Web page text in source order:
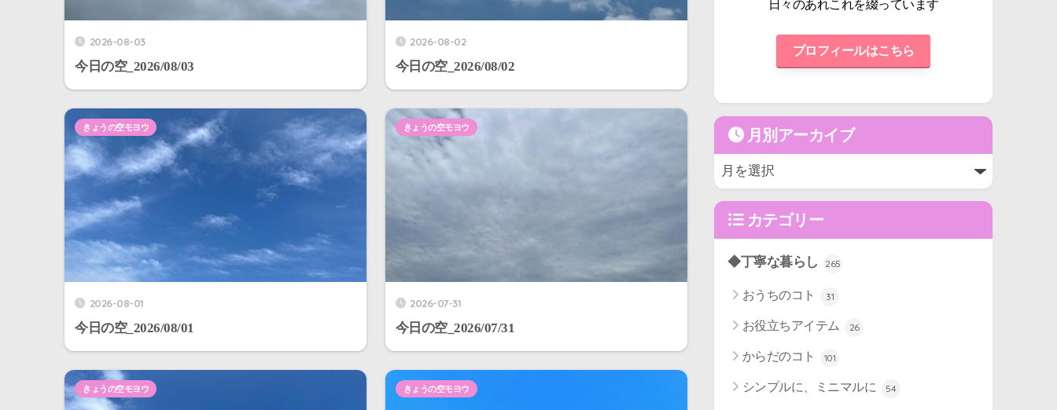
2026-08-03
今日の空_2026/08/03
2026-08-02
今日の空_2026/08/02
2026-08-01
今日の空_2026/08/01
きょうの空モヨウ
2026-07-31
今日の空_2026/07/31
きょうの空モヨウ
きょうの空モヨウ きょうの空モヨウ
日々のあれこれを綴っています
プロフィールはこちら
月別アーカイブ
カテゴリー
◆丁寧な暮らし 265
おうちのコト 31
お役立ちアイテム 26
からだのコト 101
シンプルに、ミニマルに 54